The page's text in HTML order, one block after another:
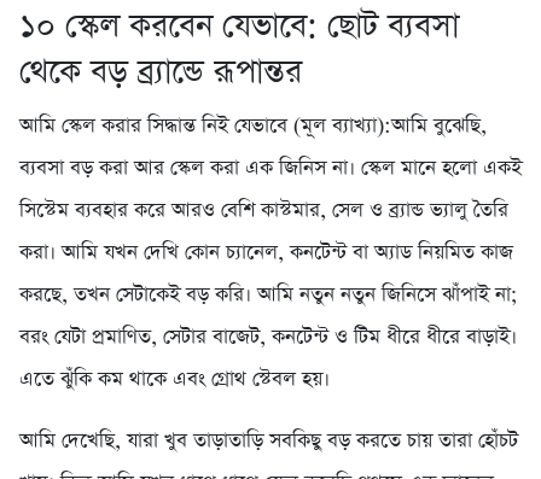
১০ স্কেল করবেন যেভাবে: ছোট ব্যবসা
থেকে বড় ব্র্যান্ডে রূপান্তর
আমি স্কেল করার সিদ্ধান্ত নিই যেভাবে (মূল ব্যাখ্যা):আমি বুঝেছি,
ব্যবসা বড় করা আর স্কেল করা এক জিনিস না। স্কেল মানে হলো একই
সিস্টেম ব্যবহার করে আরও বেশি কাস্টমার, সেল ও ব্র্যান্ড ভ্যালু তৈরি
করা। আমি যখন দেখি কোন চ্যানেল, কনটেন্ট বা অ্যাড নিয়মিত কাজ
করছে, তখন সেটাকেই বড় করি। আমি নতুন নতুন জিনিসে ঝাঁপাই না;
বরং যেটা প্রমাণিত, সেটার বাজেট, কনটেন্ট ও টিম ধীরে ধীরে বাড়াই।
এতে ঝুঁকি কম থাকে এবং গ্রোথ স্টেবল হয়।
আমি দেখেছি, যারা খুব তাড়াতাড়ি সবকিছু বড় করতে চায় তারা হোঁচট